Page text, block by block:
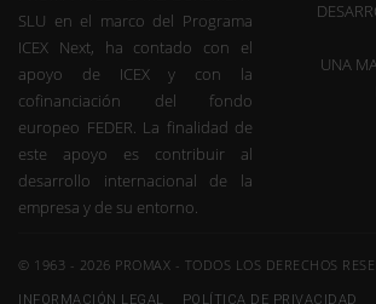
SLU en el marco del Programa
ICEX Next, ha contado con el
apoyo de ICEX y con la
cofinanciación del fondo
europeo FEDER. La finalidad de
este apoyo es contribuir al
desarrollo internacional de la
empresa y de su entorno.
UNA
© 1963 - 2026 PROMAX - TODOS LOS DERECHOS
INFORMACIÓN LEGAL POLÍTICA DE PRIVACIDAD